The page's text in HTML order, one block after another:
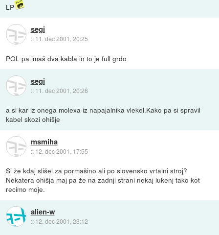
LP
segi
:: 11. dec 2001, 20:25
POL pa imaš dva kabla in to je full grdo
segi
:: 11. dec 2001, 20:26
a si kar iz onega molexa iz napajalnika vlekel.Kako pa si spravil
kabel skozi ohišje
msmiha
:: 12. dec 2001, 17:55
Si že kdaj slišel za pormašino ali po slovensko vrtalni stroj?
Nekatera ohišja maj pa že na zadnji strani nekaj lukenj tako kot
recimo moje.
alien-w
:: 12. dec 2001, 23:12